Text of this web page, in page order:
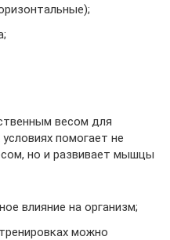
весом для
помогает не
но и развивает мышцы
влияние на организм;
можно